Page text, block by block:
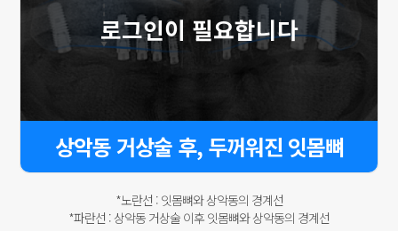
로그인이 필요합니다
상악동 거상술 후, 두꺼워진 잇몸뼈
*노란선 : 잇몸뼈와 상악동의 경계선
*파란선 : 상악동 거상술 이후 잇몸뼈와 상악동의 경계선